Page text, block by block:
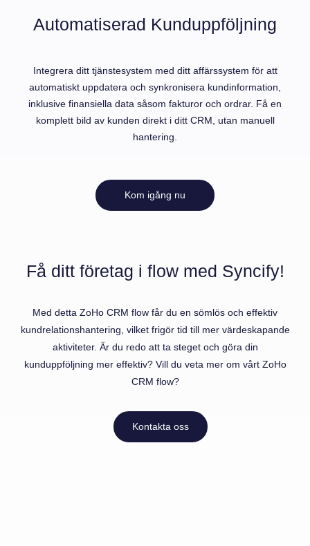
Automatiserad Kunduppföljning
Integrera ditt tjänstesystem med ditt affärssystem för att
automatiskt uppdatera och synkronisera kundinformation,
inklusive finansiella data såsom fakturor och ordrar. Få en
komplett bild av kunden direkt i ditt CRM, utan manuell
hantering.
Kom igång nu
Få ditt företag i flow med Syncify!
Med detta ZoHo CRM flow får du en sömlös och effektiv
kundrelationshantering, vilket frigör tid till mer värdeskapande
aktiviteter. Är du redo att ta steget och göra din
kunduppföljning mer effektiv? Vill du veta mer om vårt ZoHo
CRM flow?
Kontakta oss